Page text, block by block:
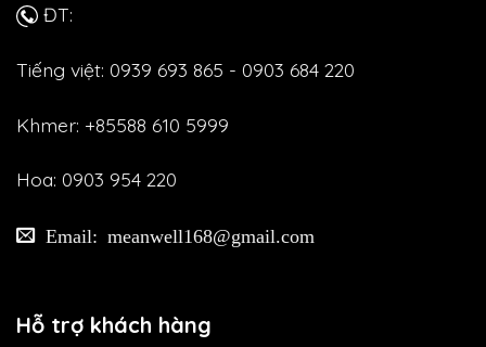
ĐT:
Tiếng việt: 0939 693 865 - 0903 684 220
Khmer: +85588 610 5999
Hoa: 0903 954 220
Email: meanwell168@gmail.com
Hỗ trợ khách hàng